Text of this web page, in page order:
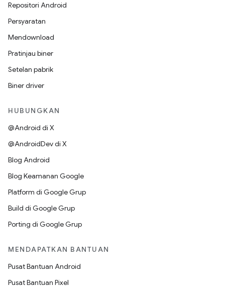
Repositori Android
Persyaratan
Mendownload
Pratinjau biner
Setelan pabrik
Biner driver
HUBUNGKAN
@Android di X
@AndroidDev di X
Blog Android
Blog Keamanan Google
Platform di Google Grup
Build di Google Grup
Porting di Google Grup
MENDAPATKAN BANTUAN
Pusat Bantuan Android
Pusat Bantuan Pixel